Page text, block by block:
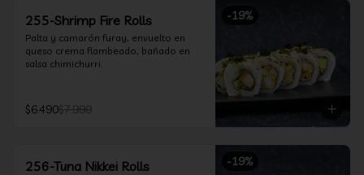
-19%
255-Shrimp Fire Rolls
Palta y camarón furay, envuelto en
queso crema flambeado, bañado en
salsa chimichurri.
$6.490$7.990
-19%
256-Tuna Nikkei Rolls